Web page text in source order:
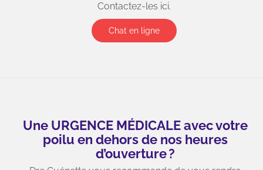
Vaudreuil-Dorion, Brossard & Montréal
Vendredi: 9:00 - 20:00
Samedi: 9:00 - 17:00
Dimanche: 9:00 - 17:00
Contactez-les ici.
Chat en ligne
Une URGENCE MÉDICALE avec votre
poilu en dehors de nos heures
d’ouverture ?